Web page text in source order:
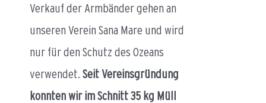
Verkauf der Armbänder gehen an
unseren Verein Sana Mare und wird
nur für den Schutz des Ozeans
verwendet.Seit Vereinsgründung
konnten wir im Schnitt 35 kg Müll